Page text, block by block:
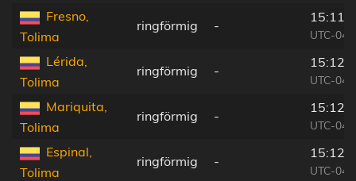
Fresno,
Tolima
ringförmig -
UTC-
Lérida,
Tolima
ringförmig -
UTC-
Mariquita,
Tolima
ringförmig -
UTC-
Espinal,
Tolima
ringförmig -
UTC-